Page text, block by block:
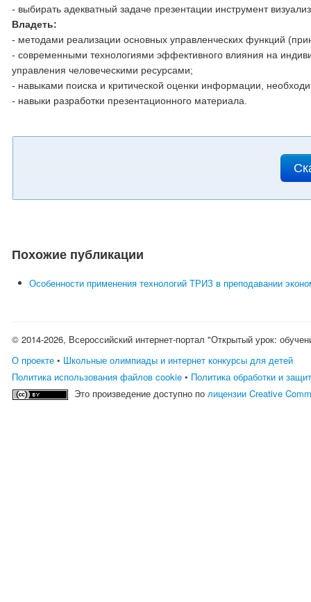
- выбирать адекватный задаче презентации инструмент
Владеть:
- методами реализации основных управленческих функций
- современными технологиями эффективного влияния на
управления человеческими ресурсами;
- навыками поиска и критической оценки информации,
- навыки разработки презентационного материала.
Похожие публикации
Особенности применения технологий ТРИЗ в преподавании
© 2014-2026, Всероссийский интернет-портал "Открытый урок:
О проекте • Школьные олимпиады и интернет конкурсы для детей
Политика использования файлов cookie • Политика обработки и
Это произведение доступно полицензии Creative